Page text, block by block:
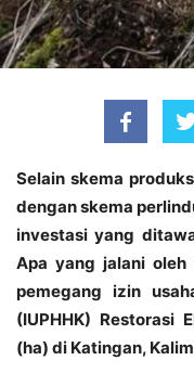
Selain skema
dengan skema
investasi yang
Apa yang jalani oleh
pemegang izin
(IUPHHK) Restorasi
(ha) di Katingan,